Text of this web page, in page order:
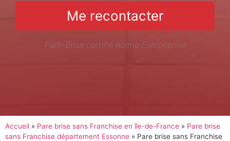
Me recontacter
Pare-Brise certifié norme Européenne
Accueil » Pare brise sans Franchise en île-de-France » Pare brise
sans Franchise département Essonne » Pare brise sans Franchise